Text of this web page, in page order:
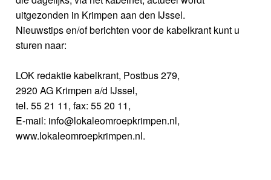
uitgezonden in Krimpen aan den IJssel.
Nieuwstips en/of berichten voor de kabelkrant kunt u
sturen naar:
LOK redaktie kabelkrant, Postbus 279,
2920 AG Krimpen a/d IJssel,
tel. 55 21 11, fax: 55 20 11,
E-mail: info@lokaleomroepkrimpen.nl,
www.lokaleomroepkrimpen.nl.